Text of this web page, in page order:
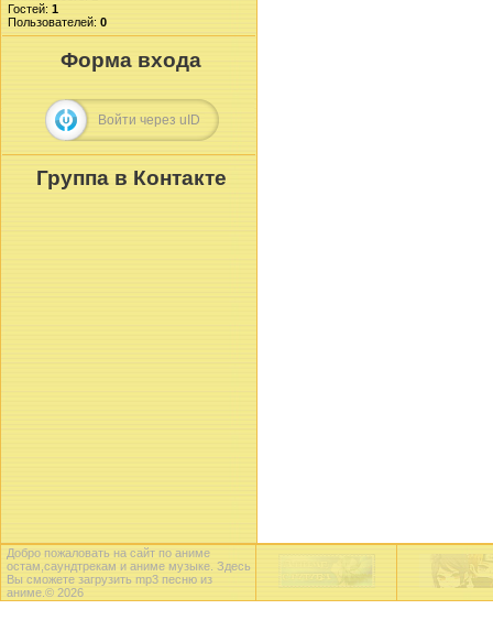
Гостей: 1
Пользователей: 0
Форма входа
Войти через uID
Группа в Контакте
Добро пожаловать на сайт по аниме
остам,саундтрекам и аниме музыке. Здесь
Вы сможете загрузить mp3 песню из
аниме.© 2026